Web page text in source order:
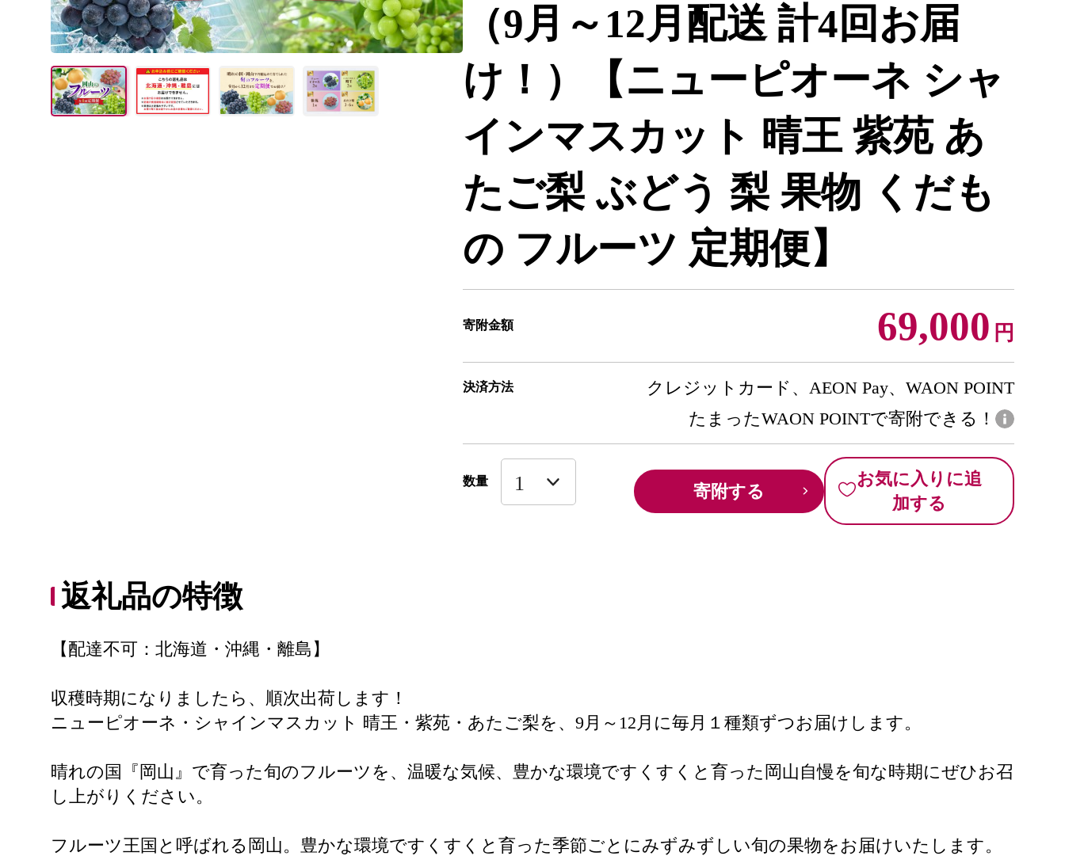
（9月～12月配送 計4回お届
け！）【ニューピオーネ シャ
インマスカット 晴王 紫苑 あ
たご梨 ぶどう 梨 果物 くだも
の フルーツ 定期便】
寄附金額 69,000 円
決済方法
クレジットカード、AEON Pay、WAON POINT
たまったWAON POINTで寄附できる！
数量 寄附する
お気に入りに追
加する
返礼品の特徴
【配達不可：北海道・沖縄・離島】
収穫時期になりましたら、順次出荷します！
ニューピオーネ・シャインマスカット 晴王・紫苑・あたご梨を、9月～12月に毎月１種類ずつお届けします。
晴れの国『岡山』で育った旬のフルーツを、温暖な気候、豊かな環境ですくすくと育った岡山自慢を旬な時期にぜひお召
し上がりください。
フルーツ王国と呼ばれる岡山。豊かな環境ですくすくと育った季節ごとにみずみずしい旬の果物をお届けいたします。